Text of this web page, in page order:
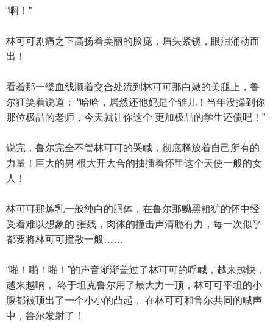
“啊！”
林可可剧痛之下高扬着美丽的脸庞，眉头紧锁，眼泪涌动而
出！
看着那一缕血线顺着交合处流到林可可那白嫩的美腿上，鲁
尔狂笑着说道： “哈哈，居然还他妈是个雏儿！当年没操到你
那位极品的老师，今天就让你这个 更加极品的学生还债吧！”
说完，鲁尔完全不管林可可的哭喊，彻底释放着自己所有的
力量！巨大的男 根大开大合的抽插着怀里这个天使一般的女
人！
林可可那炼乳一般纯白的胴体，在鲁尔那黝黑粗犷的怀中经
受着难以想象的 摧残，肉体的撞击声清脆有力，每一次似乎
都要将林可可撞散一般……
“啪！啪！啪！”的声音渐渐盖过了林可可的呼喊，越来越快，
越来越响， 终于坦克鲁尔用了最大力一顶，林可可平坦的小
腹都被顶出了一个小小的凸起， 在林可可和鲁尔共同的喊声
中，鲁尔发射了！